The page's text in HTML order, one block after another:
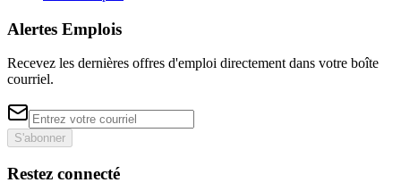
Alertes Emplois
Recevez les dernières offres d'emploi directement dans votre boîte
courriel.
S'abonner
Restez connecté